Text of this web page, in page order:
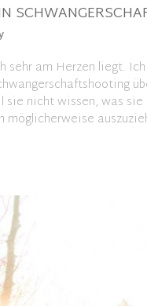
sehr am Herzen liegt.
nicht wissen, was
möglicherweise